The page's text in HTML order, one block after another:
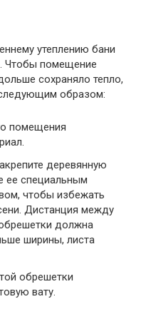
утеплению бани
Чтобы помещение
сохраняло тепло,
образом:
помещения
деревянную
ее специальным
чтобы избежать
Дистанция между
должна
ширины, листа
обрешетки
вату.